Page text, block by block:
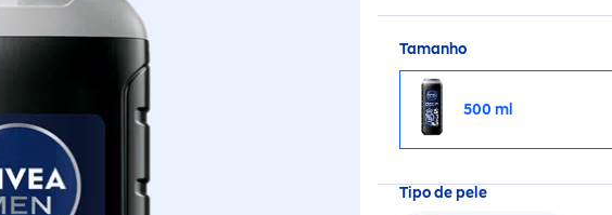
Tamanho
500 ml
Tipo de pele